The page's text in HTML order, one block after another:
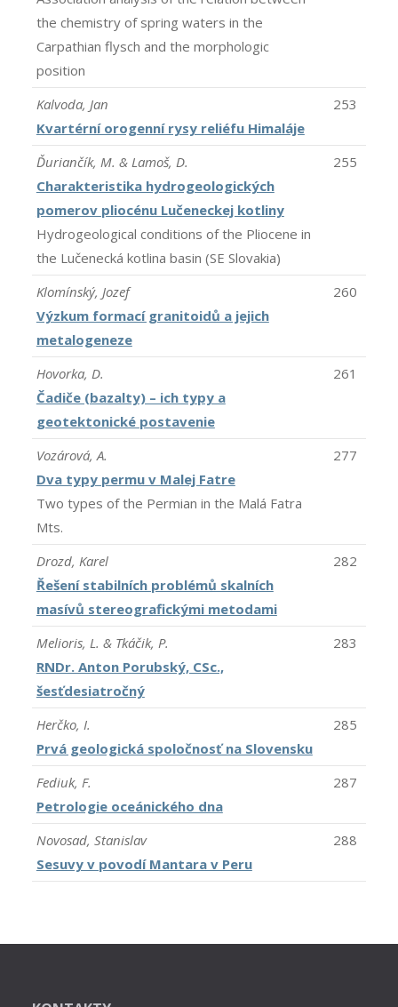
the chemistry of spring waters in the
Carpathian flysch and the morphologic
position
Kalvoda, Jan
Kvartérní orogenní rysy reliéfu Himaláje
253
Ďuriančík, M. & Lamoš, D.
Charakteristika hydrogeologických
pomerov pliocénu Lučeneckej kotliny
Hydrogeological conditions of the Pliocene in
the Lučenecká kotlina basin (SE Slovakia)
255
Klomínský, Jozef
Výzkum formací granitoidů a jejich
metalogeneze
260
Hovorka, D.
Čadiče (bazalty) – ich typy a
geotektonické postavenie
261
Vozárová, A.
Dva typy permu v Malej Fatre
Two types of the Permian in the Malá Fatra
Mts.
277
Drozd, Karel
Řešení stabilních problémů skalních
masívů stereografickými metodami
282
Melioris, L. & Tkáčik, P.
RNDr. Anton Porubský, CSc.,
šesťdesiatročný
283
Herčko, I.
Prvá geologická spoločnosť na Slovensku
285
Fediuk, F.
Petrologie oceánického dna
287
Novosad, Stanislav
Sesuvy v povodí Mantara v Peru
288